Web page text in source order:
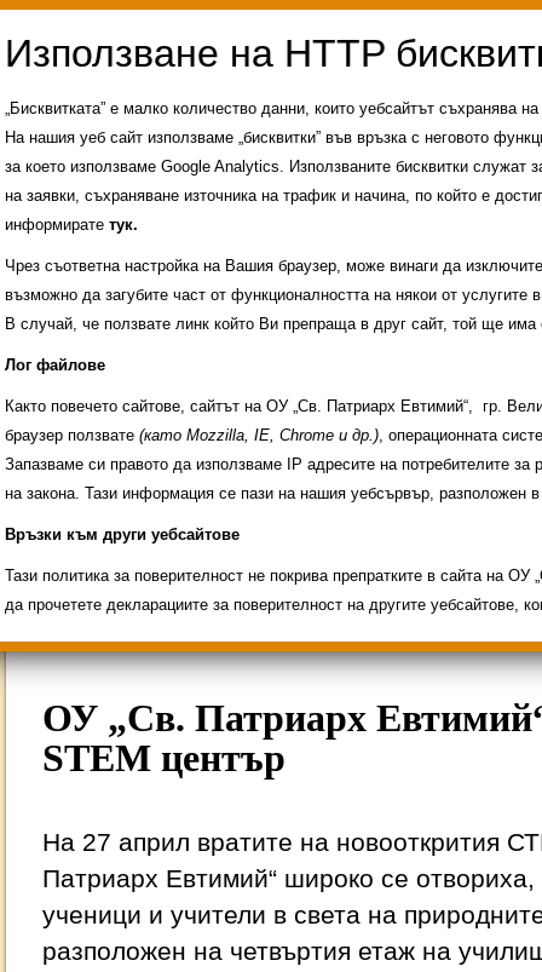
Свободни места за ученици
ИНОВАЦИЯ 2026
Олимпиади 2025/2026
ОУ „Св. Патриарх
STEM център
На 27 април вратите на новооткрития
Патриарх Евтимий“ широко се
ученици и учители в света на
разположен на четвъртия етаж на
„Бисквитката” е малко количество данни, които уебсайтът съхранява
На нашия уеб сайт използваме „бисквитки” във връзка с неговото
за което използваме Google Analytics. Използваните бисквитки служат
на заявки, съхраняване източника на трафик и начина, по който е
информирате тук.
Чрез съответна настройка на Вашия браузер, може винаги да
възможно да загубите част от функционалността на някои от услугите
В случай, че ползвате линк който Ви препраща в друг сайт, той ще има
Лог файлове
Както повечето сайтове, сайтът на ОУ „Св. Патриарх Евтимий“, гр.
браузер ползвате (като Mozzilla, IE, Chrome и др.), операционната
Запазваме си правото да използваме IP адресите на потребителите
на закона. Тази информация се пази на нашия уебсървър,
Връзки към други уебсайтове
Тази политика за поверителност не покрива препратките в сайта на
да прочетете декларациите за поверителност на другите уебсайтове,